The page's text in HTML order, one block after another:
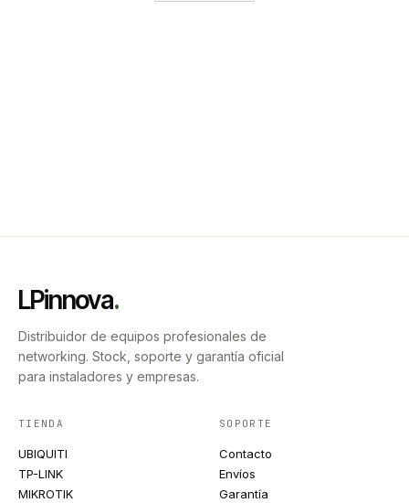
LPinnova.
Distribuidor de equipos profesionales de
networking. Stock, soporte y garantía oficial
para instaladores y empresas.
TIENDA
UBIQUITI
TP-LINK
MIKROTIK
SOPORTE
Contacto
Envíos
Garantía